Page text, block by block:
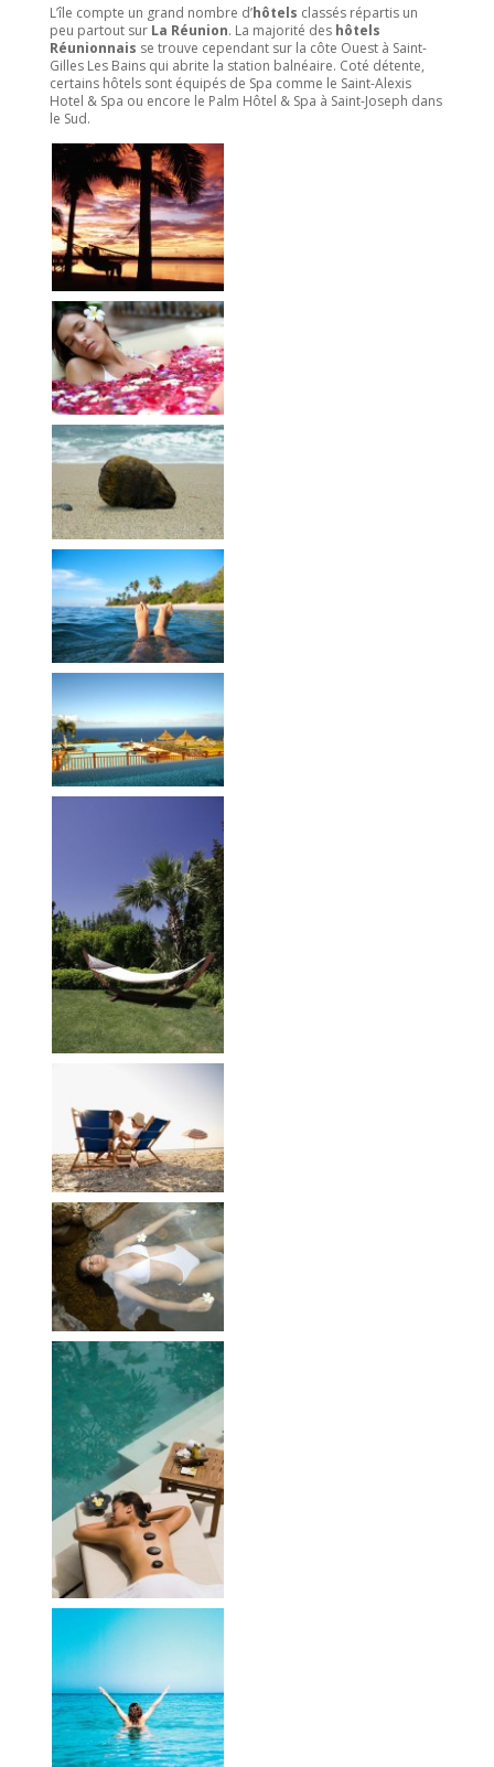
L’île compte un grand nombre d’hôtels classés répartis un
peu partout sur La Réunion. La majorité des hôtels
Réunionnais se trouve cependant sur la côte Ouest à Saint-
Gilles Les Bains qui abrite la station balnéaire. Coté détente,
certains hôtels sont équipés de Spa comme le Saint-Alexis
Hotel & Spa ou encore le Palm Hôtel & Spa à Saint-Joseph dans
le Sud.